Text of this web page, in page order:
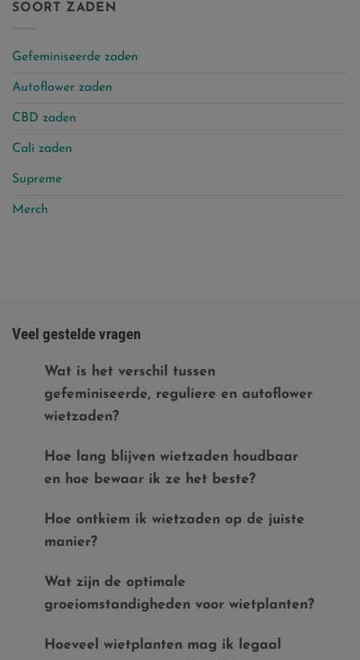
SOORT ZADEN
Gefeminiseerde zaden
Autoflower zaden
CBD zaden
Cali zaden
Supreme
Merch
Veel gestelde vragen
Wat is het verschil tussen
gefeminiseerde, reguliere en autoflower
wietzaden?
Hoe lang blijven wietzaden houdbaar
en hoe bewaar ik ze het beste?
Hoe ontkiem ik wietzaden op de juiste
manier?
Wat zijn de optimale
groeiomstandigheden voor wietplanten?
Hoeveel wietplanten mag ik legaal